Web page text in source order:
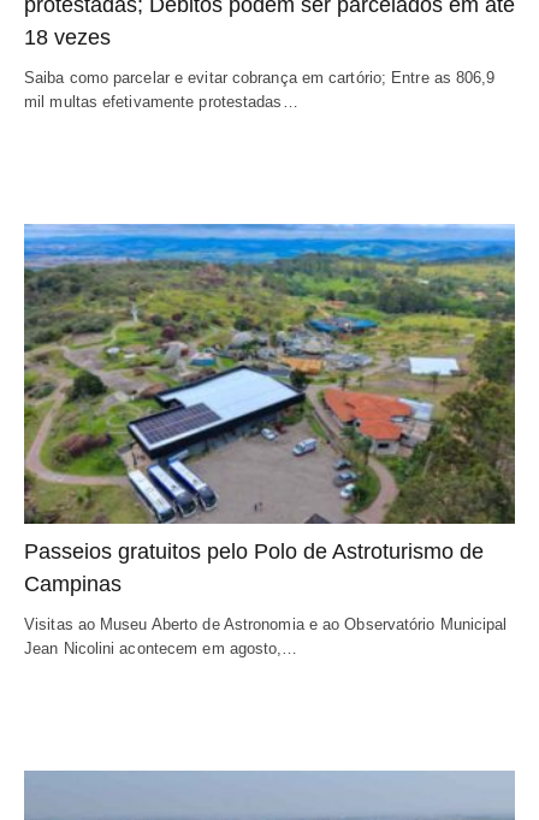
protestadas; Débitos podem ser parcelados em até
18 vezes
Saiba como parcelar e evitar cobrança em cartório; Entre as 806,9
mil multas efetivamente protestadas…
Passeios gratuitos pelo Polo de Astroturismo de
Campinas
Visitas ao Museu Aberto de Astronomia e ao Observatório Municipal
Jean Nicolini acontecem em agosto,…